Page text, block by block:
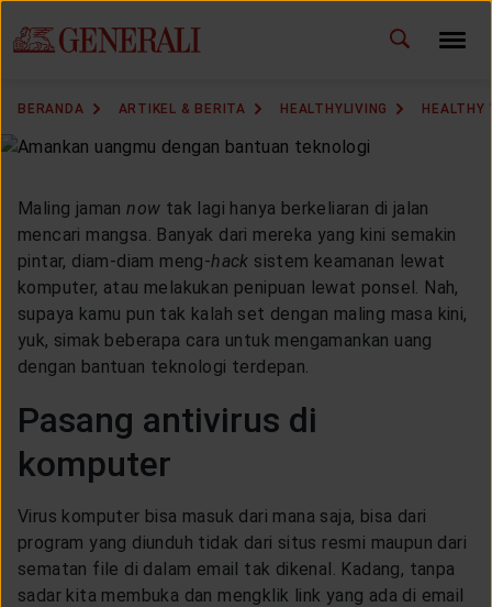
BERANDA ARTIKEL & BERITA HEALTHYLIVING HEALTHY
Maling jamannow tak lagi hanya berkeliaran di jalan
mencari mangsa. Banyak dari mereka yang kini semakin
pintar, diam-diam meng-hack sistem keamanan lewat
komputer, atau melakukan penipuan lewat ponsel. Nah,
supaya kamu pun tak kalah set dengan maling masa kini,
yuk, simak beberapa cara untuk mengamankan uang
dengan bantuan teknologi terdepan.
Pasang antivirus di
komputer
Virus komputer bisa masuk dari mana saja, bisa dari
program yang diunduh tidak dari situs resmi maupun dari
sematan file di dalam email tak dikenal. Kadang, tanpa
sadar kita membuka dan mengklik link yang ada di email
GANTI BAHASA ID EN
KANTOR PEMASARAN
TEMUKAN AGEN
SOLUSI KAMI
ARTIKEL DAN BERITA